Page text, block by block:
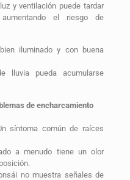
y ventilación puede tardar
el riesgo de
iluminado y con buena
lluvia pueda acumularse
de encharcamiento
síntoma común de raíces
a menudo tiene un olor
no muestra señales de